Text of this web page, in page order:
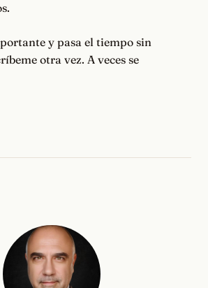
y pasa el tiempo sin
otra vez. A veces se